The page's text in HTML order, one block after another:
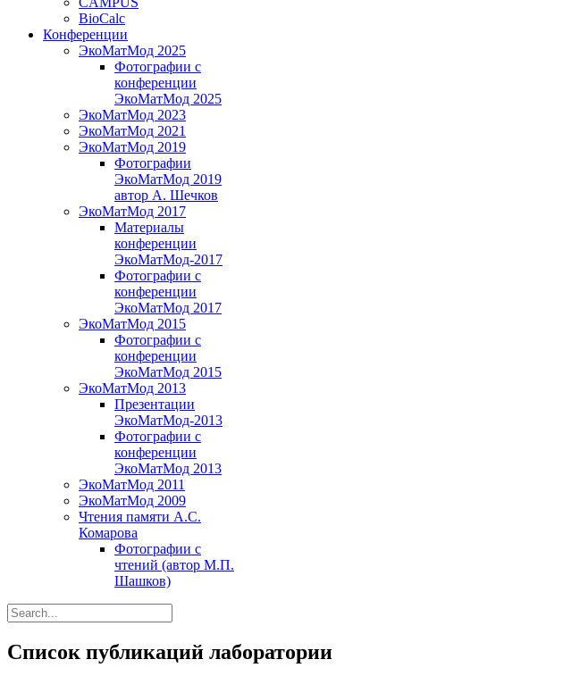
BioCalc
Конференции
ЭкоМатМод 2025
Фотографии с
конференции
ЭкоМатМод 2025
ЭкоМатМод 2023
ЭкоМатМод 2021
ЭкоМатМод 2019
Фотографии
ЭкоМатМод 2019
автор А. Шечков
ЭкоМатМод 2017
Материалы
конференции
ЭкоМатМод-2017
Фотографии с
конференции
ЭкоМатМод 2017
ЭкоМатМод 2015
Фотографии с
конференции
ЭкоМатМод 2015
ЭкоМатМод 2013
Презентации
ЭкоМатМод-2013
Фотографии с
конференции
ЭкоМатМод 2013
ЭкоМатМод 2011
ЭкоМатМод 2009
Чтения памяти А.С.
Комарова
Фотографии с
чтений (автор М.П.
Шашков)
Список публикаций лаборатории